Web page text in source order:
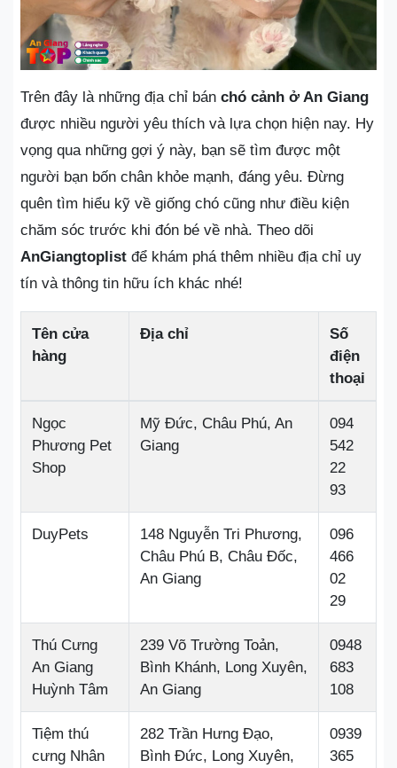
Trên đây là những địa chỉ bán chó cảnh ở An Giang
được nhiều người yêu thích và lựa chọn hiện nay. Hy
vọng qua những gợi ý này, bạn sẽ tìm được một
người bạn bốn chân khỏe mạnh, đáng yêu. Đừng
quên tìm hiểu kỹ về giống chó cũng như điều kiện
chăm sóc trước khi đón bé về nhà. Theo dõi
AnGiangtoplist để khám phá thêm nhiều địa chỉ uy
tín và thông tin hữu ích khác nhé!
Tên cửa
hàng
Địa chỉ
Số
điện
thoại
Ngọc
Phương Pet
Shop
Mỹ Đức, Châu Phú, An
Giang
094
542
22
93
DuyPets
148 Nguyễn Tri Phương,
Châu Phú B, Châu Đốc,
An Giang
096
466
02
29
Thú Cưng
An Giang
Huỳnh Tâm
239 Võ Trường Toản,
Bình Khánh, Long Xuyên,
An Giang
0948
683
108
Tiệm thú
cưng Nhân
282 Trần Hưng Đạo,
Bình Đức, Long Xuyên,
0939
365